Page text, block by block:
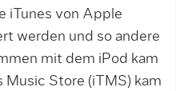
iTunes von Apple
werden und so andere
mit dem iPod kam
Music Store (iTMS) kam